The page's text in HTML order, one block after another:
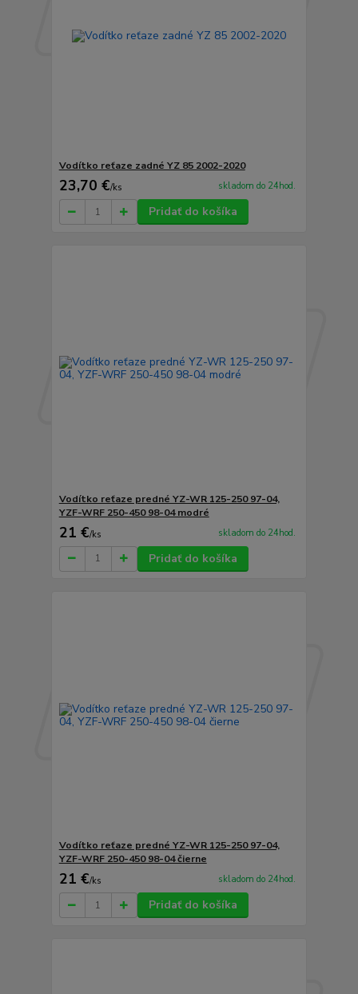
Vodítko reťaze zadné YZ 85 2002-2020
23,70 €/ks skladom do 24hod.
Pridať do košíka
Vodítko reťaze predné YZ-WR 125-250 97-04,
YZF-WRF 250-450 98-04 modré
21 €/ks skladom do 24hod.
Pridať do košíka
Vodítko reťaze predné YZ-WR 125-250 97-04,
YZF-WRF 250-450 98-04 čierne
21 €/ks skladom do 24hod.
Pridať do košíka